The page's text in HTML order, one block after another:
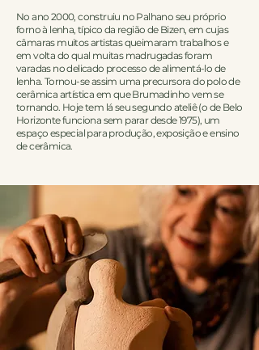
No ano 2000, construiu no Palhano seu próprio
forno à lenha, típico da região de Bizen, em cujas
câmaras muitos artistas queimaram trabalhos e
em volta do qual muitas madrugadas foram
varadas no delicado processo de alimentá-lo de
lenha. Tornou-se assim uma precursora do polo de
cerâmica artística em que Brumadinho vem se
tornando. Hoje tem lá seu segundo ateliê (o de Belo
Horizonte funciona sem parar desde 1975), um
espaço especial para produção, exposição e ensino
de cerâmica.